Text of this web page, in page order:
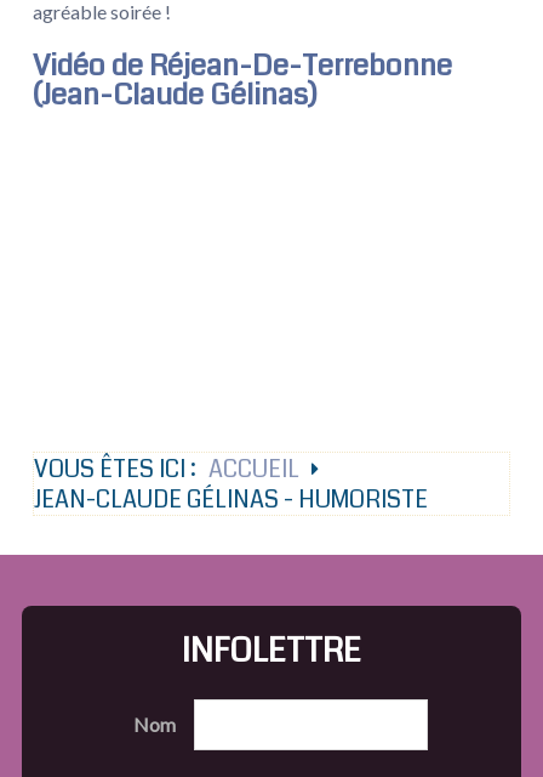
agréable soirée !
Vidéo de Réjean-De-Terrebonne
(Jean-Claude Gélinas)
VOUS ÊTES ICI : ACCUEIL
JEAN-CLAUDE GÉLINAS - HUMORISTE
INFOLETTRE
Nom